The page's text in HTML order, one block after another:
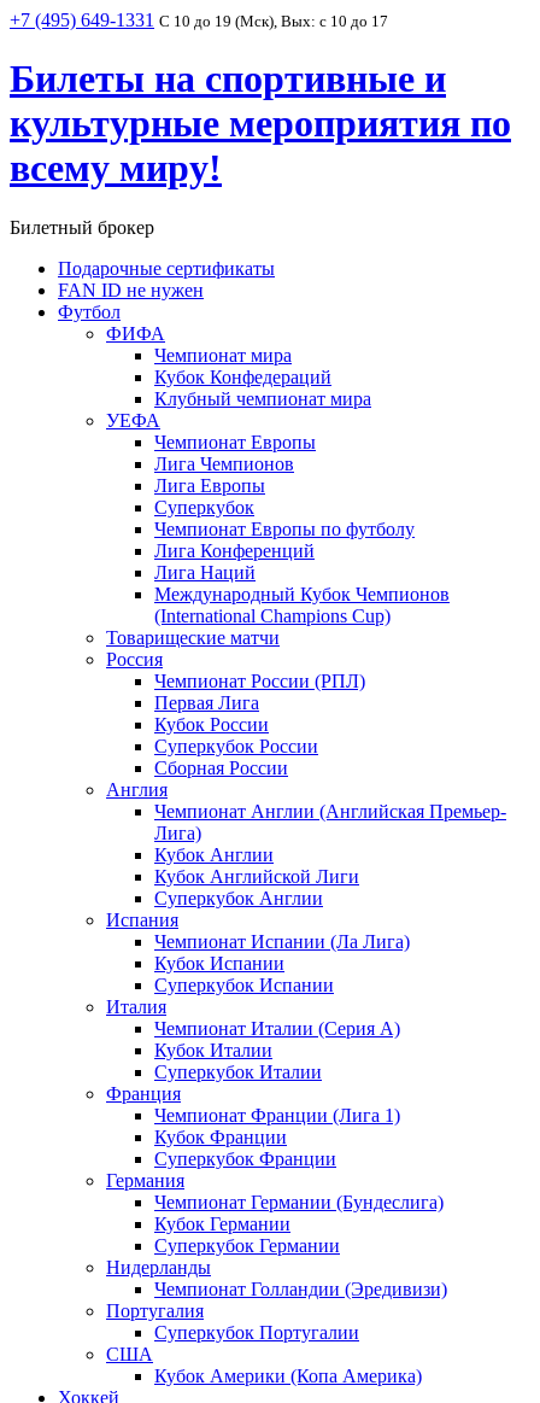
+7 (495) 649-1331 С 10 до 19 (Мск), Вых: с 10 до 17
Билеты на спортивные и
культурные мероприятия по
всему миру!
Билетный брокер
Подарочные сертификаты
FAN ID не нужен
Футбол
ФИФА
Чемпионат мира
Кубок Конфедераций
Клубный чемпионат мира
УЕФА
Чемпионат Европы
Лига Чемпионов
Лига Европы
Суперкубок
Чемпионат Европы по футболу
Лига Конференций
Лига Наций
Международный Кубок Чемпионов
(International Champions Cup)
Товарищеские матчи
Россия
Чемпионат России (РПЛ)
Первая Лига
Кубок России
Суперкубок России
Сборная России
Англия
Чемпионат Англии (Английская Премьер-
Лига)
Кубок Англии
Кубок Английской Лиги
Суперкубок Англии
Испания
Чемпионат Испании (Ла Лига)
Кубок Испании
Суперкубок Испании
Италия
Чемпионат Италии (Серия А)
Кубок Италии
Суперкубок Италии
Франция
Чемпионат Франции (Лига 1)
Кубок Франции
Суперкубок Франции
Германия
Чемпионат Германии (Бундеслига)
Кубок Германии
Суперкубок Германии
Нидерланды
Чемпионат Голландии (Эредивизи)
Португалия
Суперкубок Португалии
США
Кубок Америки (Копа Америка)
Хоккей